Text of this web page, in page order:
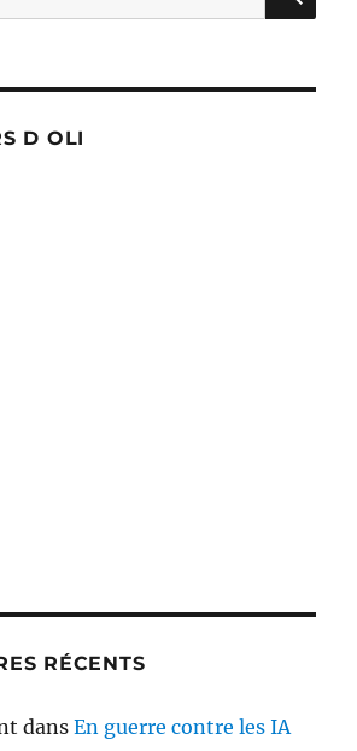
D OLI
RÉCENTS
dansEn guerre contre les IA